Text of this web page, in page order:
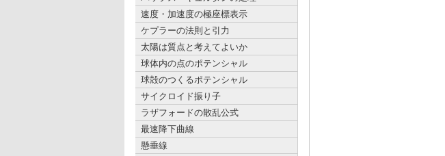
速度・加速度の極座標表示
ケプラーの法則と引力
太陽は質点と考えてよいか
球体内の点のポテンシャル
球殻のつくるポテンシャル
サイクロイド振り子
ラザフォードの散乱公式
最速降下曲線
懸垂線